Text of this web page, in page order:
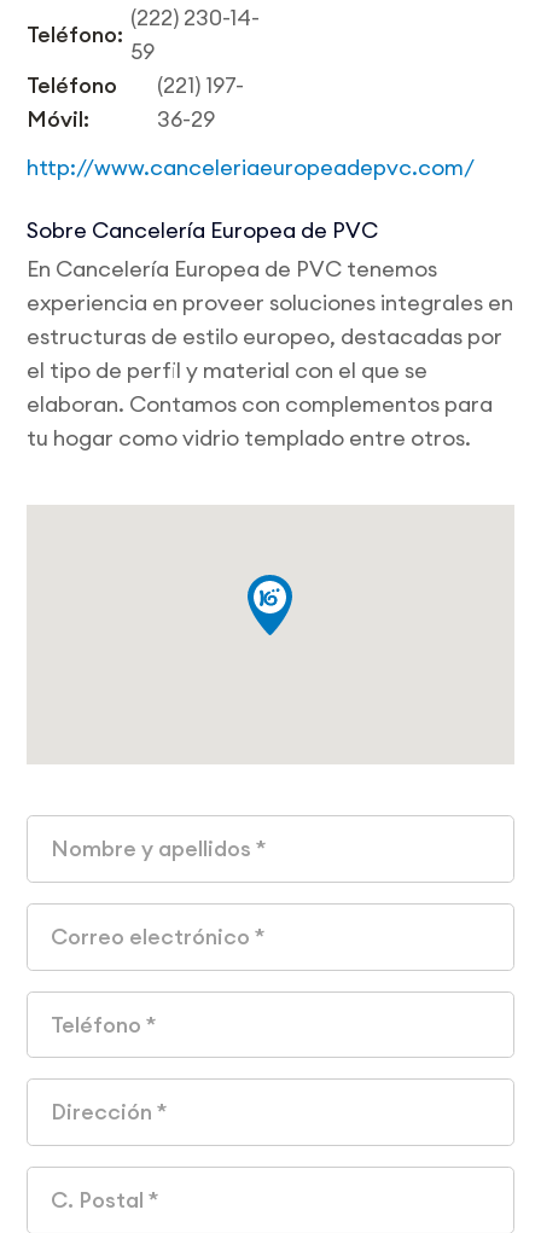
Teléfono:
(222) 230-14-
59
Teléfono
Móvil:
(221) 197-
36-29
http://www.canceleriaeuropeadepvc.com/
Sobre Cancelería Europea de PVC
En Cancelería Europea de PVC tenemos
experiencia en proveer soluciones integrales en
estructuras de estilo europeo, destacadas por
el tipo de perfil y material con el que se
elaboran. Contamos con complementos para
tu hogar como vidrio templado entre otros.